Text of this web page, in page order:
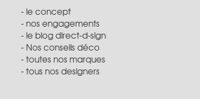
le concept
nos engagements
le blog direct-d-sign
Nos conseils déco
toutes nos marques
tous nos designers